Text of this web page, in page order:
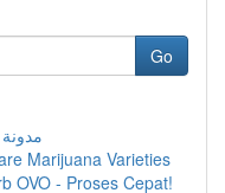
Go
Marijuana Varieties
OVO - Proses Cepat!